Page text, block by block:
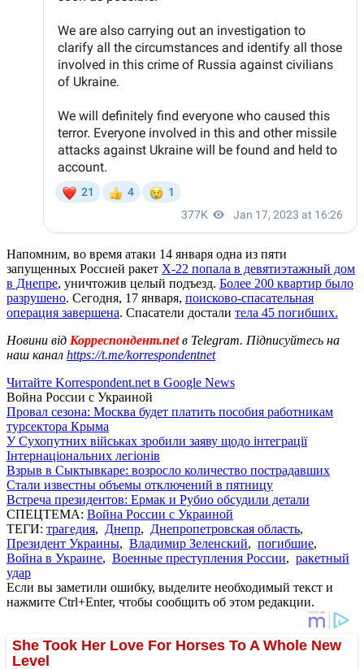
Напомним, во время атаки 14 января одна из пяти
запущенных Россией ракет Х-22 попала в девятиэтажный дом
в Днепре, уничтожив целый подъезд. Более 200 квартир было
разрушено. Сегодня, 17 января, поисково-спасательная
операция завершена. Спасатели достали тела 45 погибших.
Новини від Корреспондент.netв Telegram. Підписуйтесь на
наш канал https://t.me/korrespondentnet
Читайте Korrespondent.net в Google News
Война России с Украиной
Провал сезона: Москва будет платить пособия работникам
турсектора Крыма
У Сухопутних військах зробили заяву щодо інтеграції
Інтернаціональних легіонів
Взрыв в Сыктывкаре: возросло количество пострадавших
Стали известны объемы отключений в пятницу
Встреча президентов: Ермак и Рубио обсудили детали
СПЕЦТЕМА: Война России с Украиной
ТЕГИ: трагедия, Днепр, Днепропетровская область,
Президент Украины, Владимир Зеленский, погибшие,
Война в Украине, Военные преступления России, ракетный
удар
Если вы заметили ошибку, выделите необходимый текст и
нажмите Ctrl+Enter, чтобы сообщить об этом редакции.